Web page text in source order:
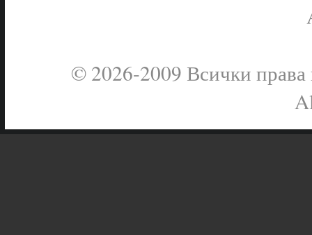
© 2026-2009 Всички права